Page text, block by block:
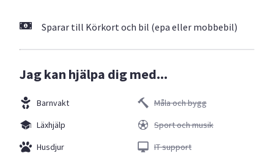
Sparar till Körkort och bil (epa eller mobbebil)
Jag kan hjälpa dig med...
Barnvakt
Läxhjälp
Husdjur
Måla och bygg
Sport och musik
IT support